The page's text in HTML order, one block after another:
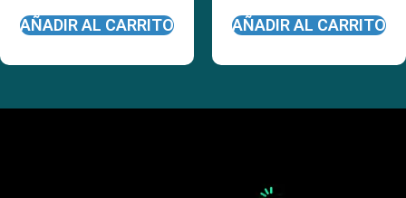
AÑADIR AL CARRITO AÑADIR AL CARRITO